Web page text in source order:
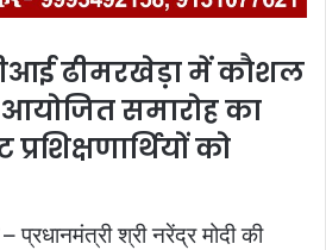
ढीमरखेड़ा में कौशल
आयोजित समारोह का
को
प्रधानमंत्री श्री नरेंद्र मोदी की